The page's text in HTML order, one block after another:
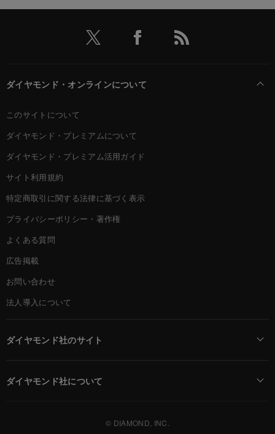
ダイヤモンド・オンラインについて
このサイトについて
ダイヤモンド・プレミアムについて
ダイヤモンド・プレミアム活用ガイド
サイト利用規約
特定商取引に関する法律に基づく表示
プライバシーポリシー・著作権
よくある質問
広告掲載
お問い合わせ
法人導入について
ダイヤモンド社のサイト
ダイヤモンド社について
© DIAMOND, INC.